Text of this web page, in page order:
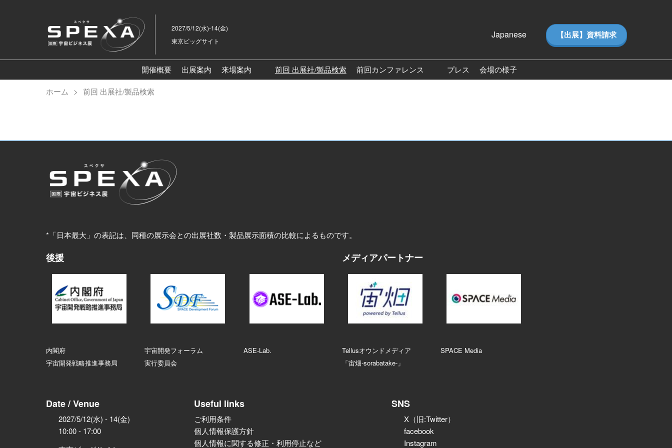
ッ
プ
進
む
2027/5/12(水)-14(金)
東京ビッグサイト
Japanese
English
【出展】資料請求
開催概要 出展案内
来場案内
前回 出展社/製品検索
前回カンファレンス
プレス
会場の様子
ホーム 前回 出展社/製品検索
*「日本最大」の表記は、同種の展示会との出展社数・製品展示面積の比較によるものです。
後援
内閣府
宇宙開発戦略推進事務局
宇宙開発フォーラム
実行委員会
ASE‑Lab.
メディアパートナー
Tellusオウンドメディア
「宙畑-sorabatake-」
SPACE Media
Date / Venue
2027/5/12(水) - 14(金)
10:00 - 17:00
Useful links
ご利用条件
個人情報保護方針
個人情報に関する修正・利用停止など
SNS
X（旧:Twitter）
facebook
Instagram